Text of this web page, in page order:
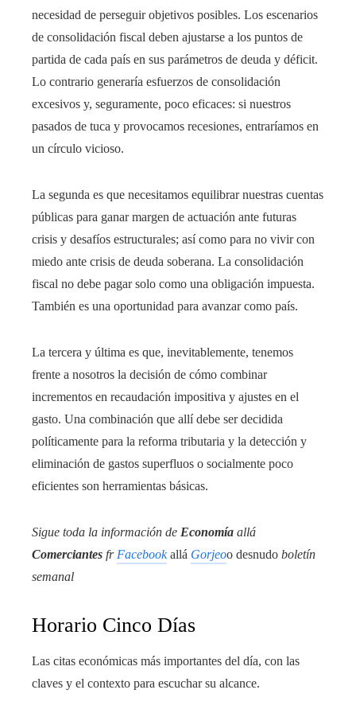
necesidad de perseguir objetivos posibles. Los escenarios
de consolidación fiscal deben ajustarse a los puntos de
partida de cada país en sus parámetros de deuda y déficit.
Lo contrario generaría esfuerzos de consolidación
excesivos y, seguramente, poco eficaces: si nuestros
pasados ​​de tuca y provocamos recesiones, entraríamos en
un círculo vicioso.
La segunda es que necesitamos equilibrar nuestras cuentas
públicas para ganar margen de actuación ante futuras
crisis y desafíos estructurales; así como para no vivir con
miedo ante crisis de deuda soberana. La consolidación
fiscal no debe pagar solo como una obligación impuesta.
También es una oportunidad para avanzar como país.
La tercera y última es que, inevitablemente, tenemos
frente a nosotros la decisión de cómo combinar
incrementos en recaudación impositiva y ajustes en el
gasto. Una combinación que allí debe ser decidida
políticamente para la reforma tributaria y la detección y
eliminación de gastos superfluos o socialmente poco
eficientes son herramientas básicas.
Sigue toda la información de Economía allá
Comerciantes fr Facebookallá Gorjeoo desnudo boletín
semanal
Horario Cinco Días
Las citas económicas más importantes del día, con las
claves y el contexto para escuchar su alcance.